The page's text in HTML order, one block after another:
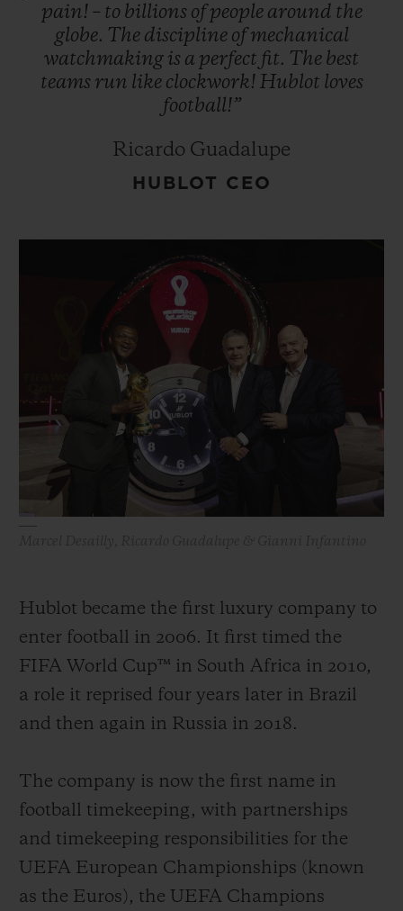
pain! – to billions ofpeople around the
globe. The discipline ofmechanical
watchmaking is a perfect fit. The best
teams run like clockwork! Hublot loves
football!”
Ricardo Guadalupe
HUBLOT CEO
Hublot became the first luxury company to
enter football in 2006. It first timed the
FIFA World Cup™ in South Africa in 2010,
a role it reprised four years later in Brazil
and then again in Russia in 2018.
The company is now the first name in
football timekeeping, with partnerships
and timekeeping responsibilities for the
UEFA European Championships (known
as the Euros), the UEFA Champions